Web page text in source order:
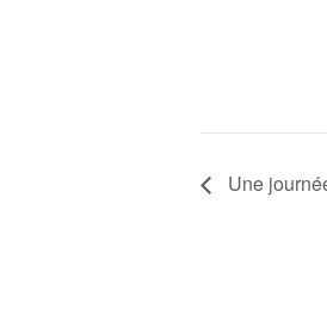
Une